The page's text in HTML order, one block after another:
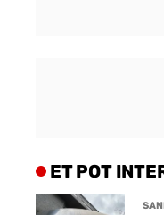
ET POT